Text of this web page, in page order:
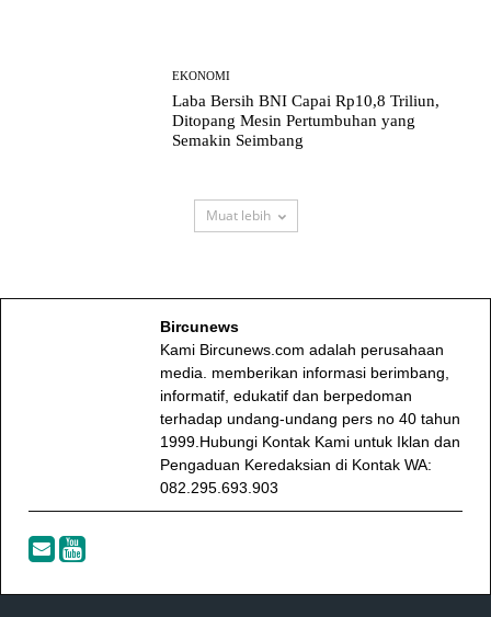
EKONOMI
Laba Bersih BNI Capai Rp10,8 Triliun,
Ditopang Mesin Pertumbuhan yang
Semakin Seimbang
Muat lebih
Bircunews
Kami Bircunews.com adalah perusahaan
media. memberikan informasi berimbang,
informatif, edukatif dan berpedoman
terhadap undang-undang pers no 40 tahun
1999.Hubungi Kontak Kami untuk Iklan dan
Pengaduan Keredaksian di Kontak WA:
082.295.693.903